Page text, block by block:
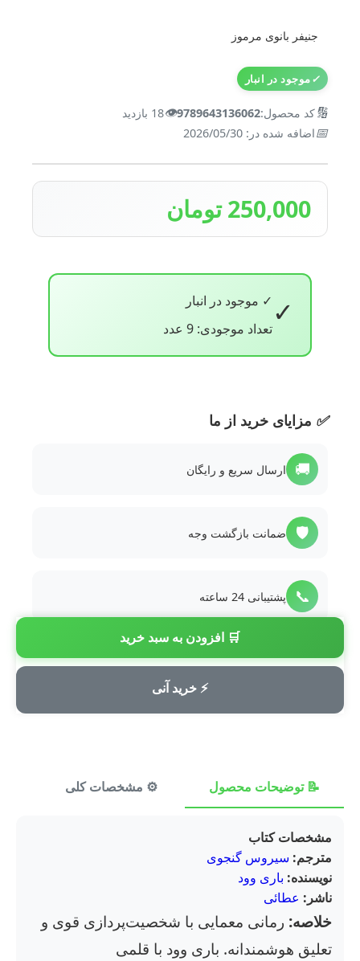
جنیفر بانوی مرموز
✓موجود در انبار
🔢کد محصول:9789643136062
👁️18 بازدید
📅اضافه شده در: 2026/05/30
250,000 تومان
✓ ✓ موجود در انبار
تعداد موجودی: 9 عدد
🛒 افزودن به سبد خرید
⚡ خرید آنی
✅ مزایای خرید از ما
🚚 ارسال سریع و رایگان
🛡️ ضمانت بازگشت وجه
📞 پشتیبانی 24 ساعته
💳 پرداخت امن
📝 توضیحات محصول ⚙️ مشخصات کلی
مشخصات کتاب
مترجم: سیروس گنجوی
نویسنده: باری وود
ناشر: عطائی
خلاصه: رمانی معمایی با شخصیت‌پردازی قوی و
تعلیق هوشمندانه. باری وود با قلمی